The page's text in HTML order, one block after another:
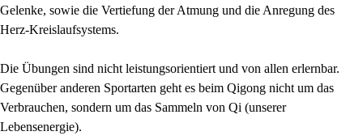
Gelenke, sowie die Vertiefung der Atmung und die Anregung des
Herz-Kreislaufsystems.
Die Übungen sind nicht leistungsorientiert und von allen erlernbar.
Gegenüber anderen Sportarten geht es beim Qigong nicht um das
Verbrauchen, sondern um das Sammeln von Qi (unserer
Lebensenergie).